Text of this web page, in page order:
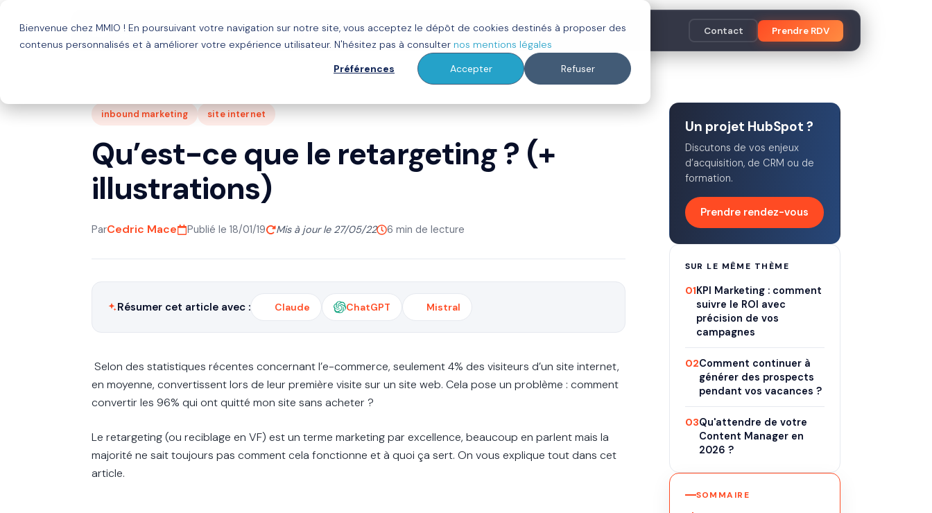
Bienvenue chez MMIO ! En poursuivant votre navigation sur notre site, vous acceptez le dépôt de cookies destinés à proposer des
contenus personnalisés et à améliorer votre expérience utilisateur. N'hésitez pas à consulter nos mentions légales
Préférences
Accepter Refuser
Solutions Agence HubSpot Clients À propos Ressources Contact Prendre RDV
inbound marketing site internet
Qu’est-ce que le retargeting ? (+
illustrations)
ParCedric Mace Publié le 18/01/19 Mis à jour le 27/05/22 6 min de lecture
Résumer cet article avec : Claude ChatGPT Mistral
Selon des statistiques récentes concernant l’e-commerce, seulement 4% des visiteurs d’un site internet,
en moyenne, convertissent lors de leur première visite sur un site web. Cela pose un problème : comment
convertir les 96% qui ont quitté mon site sans acheter ?
Le retargeting (ou reciblage en VF) est un terme marketing par excellence, beaucoup en parlent mais la
majorité ne sait toujours pas comment cela fonctionne et à quoi ça sert. On vous explique tout dans cet
article.
Un projet HubSpot ?
Discutons de vos enjeux
d’acquisition, de CRM ou de
formation.
Prendre rendez-vous
SUR LE MÊME THÈME
01KPI Marketing : comment
suivre le ROI avec
précision de vos
campagnes
02Comment continuer à
générer des prospects
pendant vos vacances ?
03Qu'attendre de votre
Content Manager en
2026 ?
SOMMAIRE